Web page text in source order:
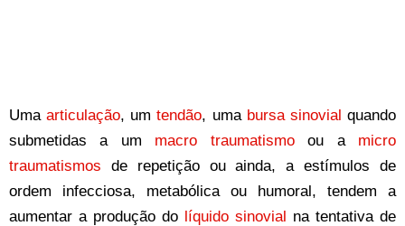
Umaarticulação, umtendão, uma bursa sinovial quando
submetidas a um macro traumatismoou a micro
traumatismos de repetição ou ainda, a estímulos de
ordem infecciosa, metabólica ou humoral, tendem a
aumentar a produção do líquido sinovial na tentativa de